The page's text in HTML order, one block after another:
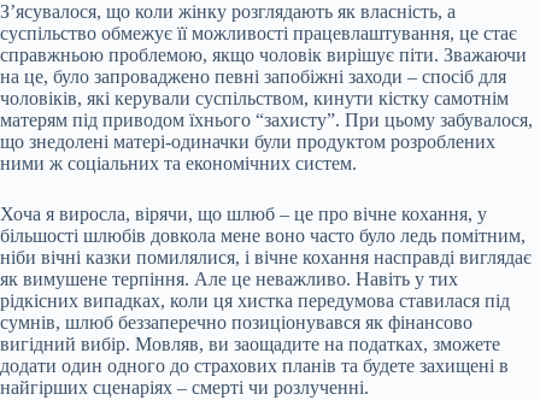
З’ясувалося, що коли жінку розглядають як власність, а
суспільство обмежує її можливості працевлаштування, це стає
справжньою проблемою, якщо чоловік вирішує піти. Зважаючи
на це, було запроваджено певні запобіжні заходи – спосіб для
чоловіків, які керували суспільством, кинути кістку самотнім
матерям під приводом їхнього “захисту”. При цьому забувалося,
що знедолені матері-одиначки були продуктом розроблених
ними ж соціальних та економічних систем.
Хоча я виросла, вірячи, що шлюб – це про вічне кохання, у
більшості шлюбів довкола мене воно часто було ледь помітним,
ніби вічні казки помилялися, і вічне кохання насправді виглядає
як вимушене терпіння. Але це неважливо. Навіть у тих
рідкісних випадках, коли ця хистка передумова ставилася під
сумнів, шлюб беззаперечно позиціонувався як фінансово
вигідний вибір. Мовляв, ви заощадите на податках, зможете
додати один одного до страхових планів та будете захищені в
найгірших сценаріях – смерті чи розлученні.